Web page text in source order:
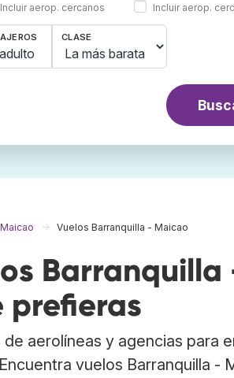
Incluir aerop. cercanos Incluir aerop.
CLASE
Vuelos Barranquilla - Maicao
Barranquilla
prefieras
aerolíneas y agencias para
vuelos Barranquilla -